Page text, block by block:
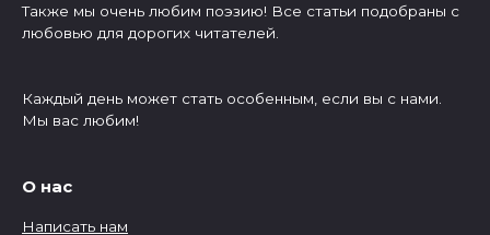
Также мы очень любим поэзию! Все статьи подобраны с
любовью для дорогих читателей.
Каждый день может стать особенным, если вы с нами.
Мы вас любим!
О нас
Написать нам